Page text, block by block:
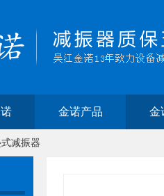
金诺产品 金
减振器